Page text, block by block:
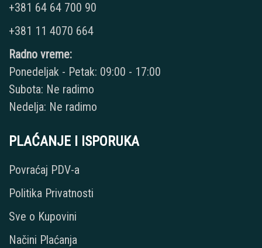
+381 64 64 700 90
+381 11 4070 664
Radno vreme:
Ponedeljak - Petak: 09:00 - 17:00
Subota: Ne radimo
Nedelja: Ne radimo
PLAĆANJE I ISPORUKA
Povraćaj PDV-a
Politika Privatnosti
Sve o Kupovini
Načini Plaćanja